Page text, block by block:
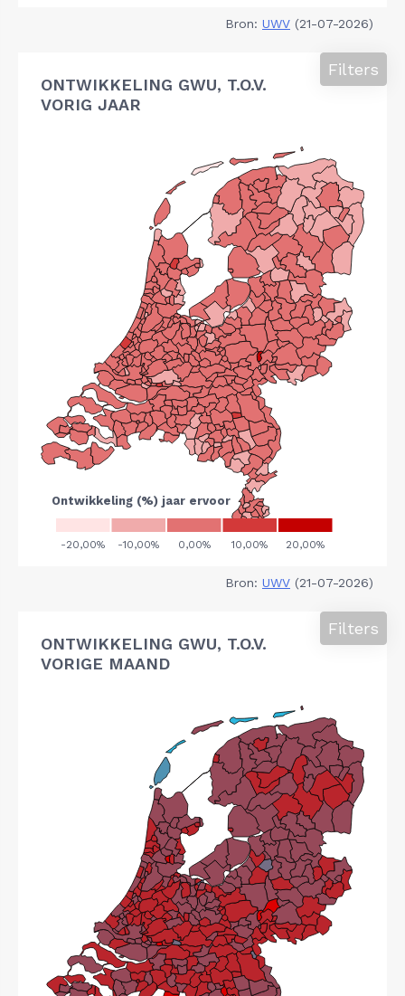
Bron: UWV (21-07-2026)
ONTWIKKELING GWU, T.O.V.
VORIG JAAR
Filters
Bron: UWV (21-07-2026)
ONTWIKKELING GWU, T.O.V.
VORIGE MAAND
Filters